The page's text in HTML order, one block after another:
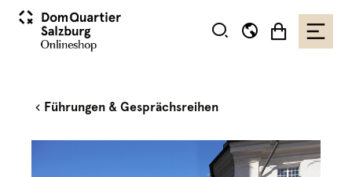
Führungen & Gesprächsreihen